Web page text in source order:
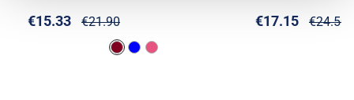
€15.33 €21.90 €17.15 €24.50